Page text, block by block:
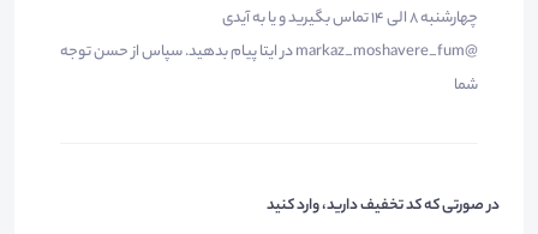
چهارشنبه 8 الی 14 تماس بگیرید و یا به آیدی
@markaz_moshavere_fum در ایتا پیام بدهید. سپاس از حسن توجه
شما
در صورتی که کد تخفیف دارید، وارد کنید